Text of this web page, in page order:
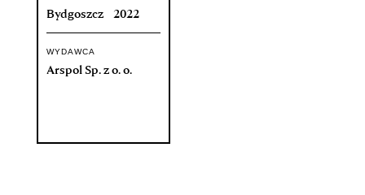
Bydgoszcz 2022
WYDAWCA
Arspol Sp. z o. o.